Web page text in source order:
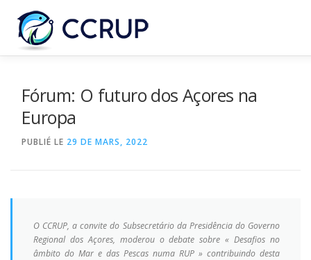
Fórum: O futuro dos Açores na
Europa
PUBLIÉ LE 29 DE MARS, 2022
O CCRUP, a convite do Subsecretário da Presidência do Governo
Regional dos Açores, moderou o debate sobre « Desafios no
âmbito do Mar e das Pescas numa RUP » contribuindo desta